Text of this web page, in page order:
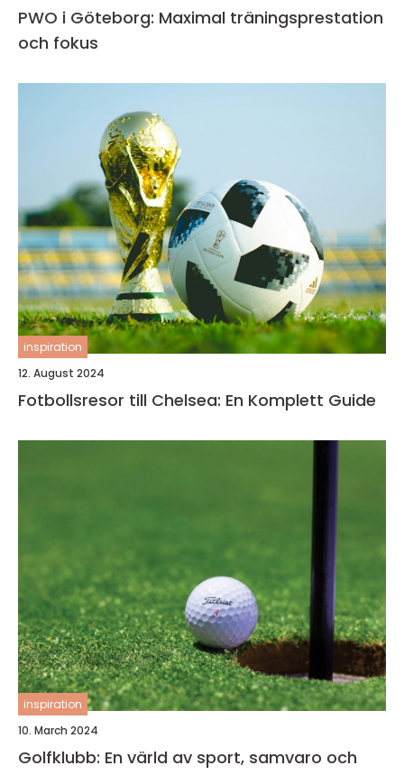
PWO i Göteborg: Maximal träningsprestation
och fokus
inspiration
12. August 2024
Fotbollsresor till Chelsea: En Komplett Guide
inspiration
10. March 2024
Golfklubb: En värld av sport, samvaro och